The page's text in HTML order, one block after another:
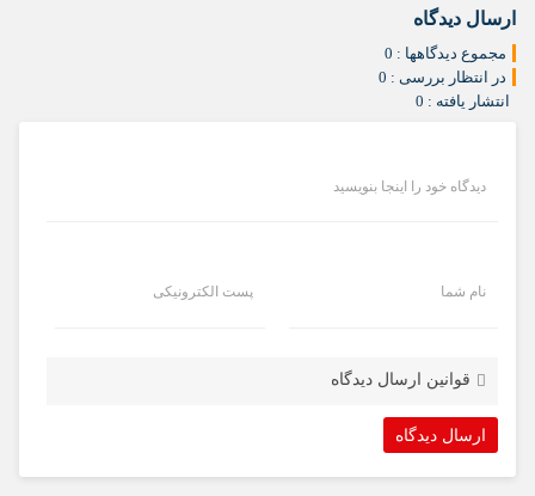
ارسال دیدگاه
مجموع دیدگاهها : 0
در انتظار بررسی : 0
انتشار یافته : 0
دیدگاه خود را اینجا بنویسید
نام شما پست الکترونیکی
قوانین ارسال دیدگاه